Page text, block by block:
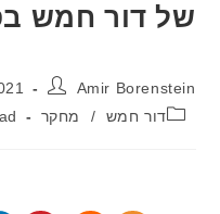
דור חמש
Amir פורסם:
08/2021
חמש / מחקר
זמן
read